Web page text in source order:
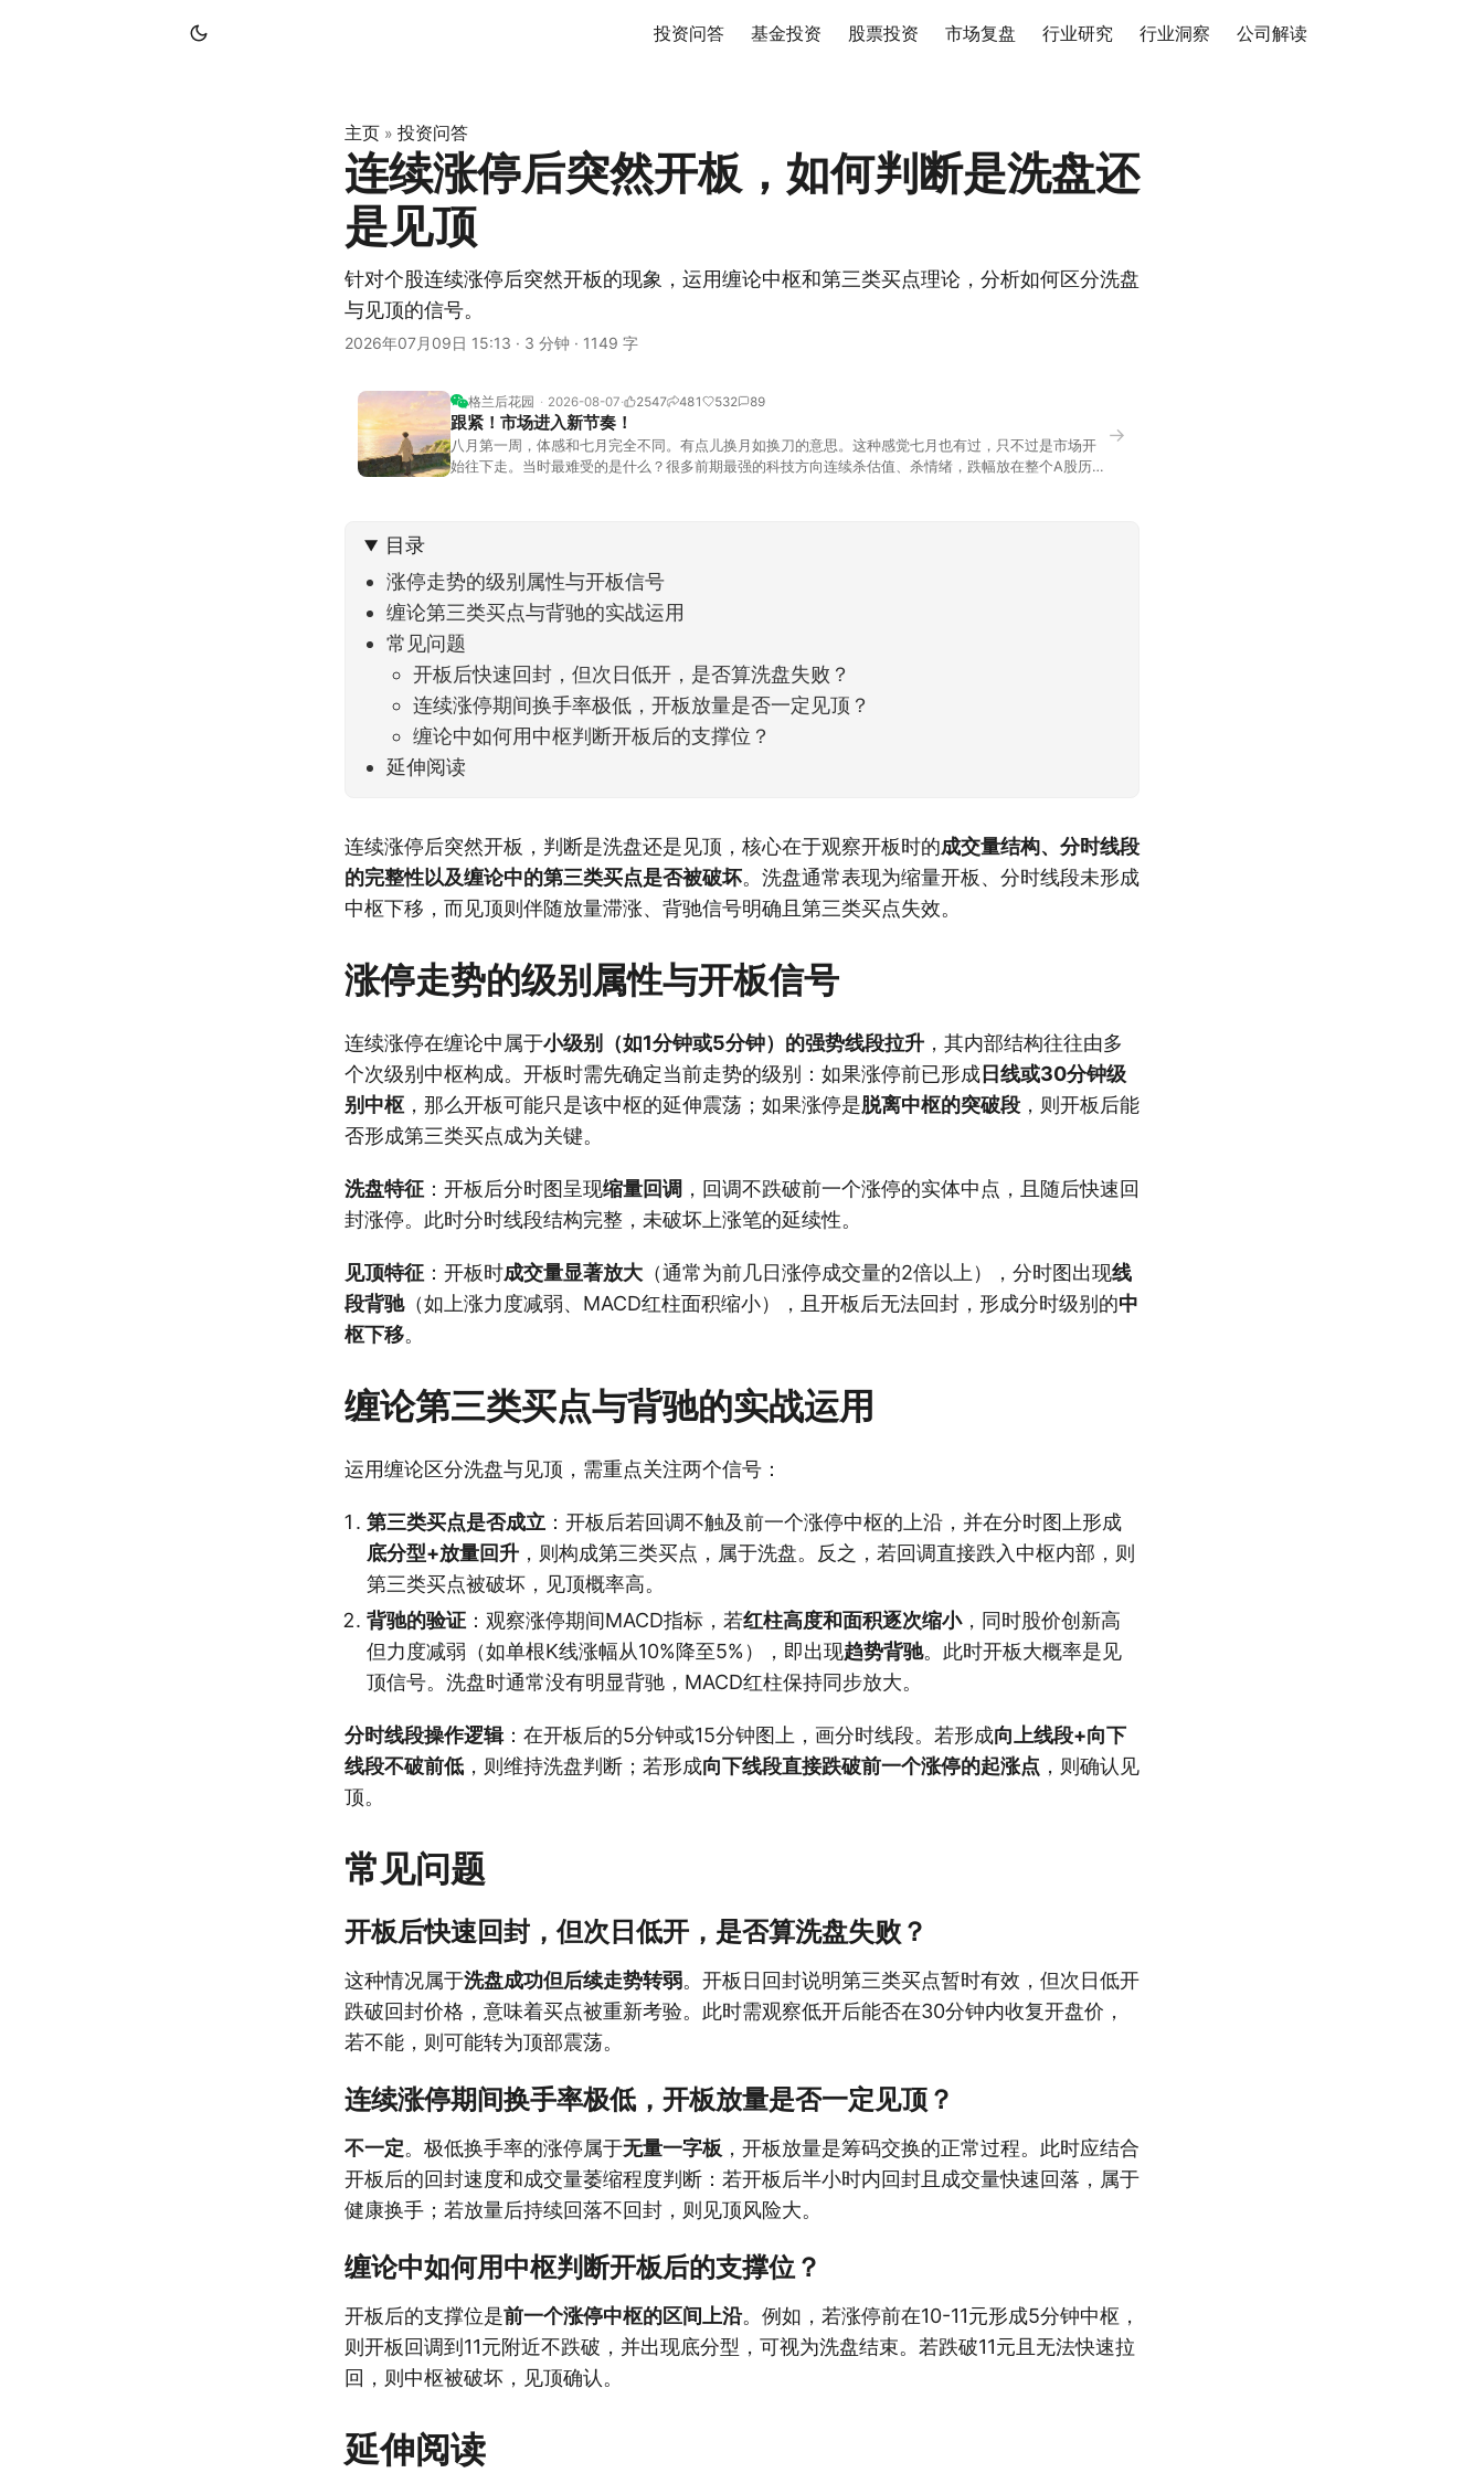
投资问答 基金投资 股票投资 市场复盘 行业研究 行业洞察 公司解读
主页 » 投资问答
连续涨停后突然开板，如何判断是洗盘还
是见顶
针对个股连续涨停后突然开板的现象，运用缠论中枢和第三类买点理论，分析如何区分洗盘
与见顶的信号。
2026年07月09日 15:13 · 3 分钟 · 1149 字
格兰后花园 2026-08-07 2547 481 532 89
跟紧！市场进入新节奏！
八月第一周，体感和七月完全不同。有点儿换月如换刀的意思。这种感觉七月也有过，只不过是市场开
始往下走。当时最难受的是什么？很多前期最强的科技方向连续杀估值、杀情绪，跌幅放在整个A股历史
→
目录
涨停走势的级别属性与开板信号
缠论第三类买点与背驰的实战运用
常见问题
开板后快速回封，但次日低开，是否算洗盘失败？
连续涨停期间换手率极低，开板放量是否一定见顶？
缠论中如何用中枢判断开板后的支撑位？
延伸阅读
连续涨停后突然开板，判断是洗盘还是见顶，核心在于观察开板时的成交量结构、分时线段
的完整性以及缠论中的第三类买点是否被破坏。洗盘通常表现为缩量开板、分时线段未形成
中枢下移，而见顶则伴随放量滞涨、背驰信号明确且第三类买点失效。
涨停走势的级别属性与开板信号
连续涨停在缠论中属于小级别（如1分钟或5分钟）的强势线段拉升 ，其内部结构往往由多
个次级别中枢构成。开板时需先确定当前走势的级别：如果涨停前已形成日线或30分钟级
别中枢 ，那么开板可能只是该中枢的延伸震荡；如果涨停是脱离中枢的突破段 ，则开板后能
否形成第三类买点成为关键。
洗盘特征 ：开板后分时图呈现缩量回调 ，回调不跌破前一个涨停的实体中点，且随后快速回
封涨停。此时分时线段结构完整，未破坏上涨笔的延续性。
见顶特征 ：开板时成交量显著放大 （通常为前几日涨停成交量的2倍以上），分时图出现线
段背驰（如上涨力度减弱、MACD红柱面积缩小），且开板后无法回封，形成分时级别的中
枢下移。
缠论第三类买点与背驰的实战运用
运用缠论区分洗盘与见顶，需重点关注两个信号：
第三类买点是否成立 ：开板后若回调不触及前一个涨停中枢的上沿，并在分时图上形成
底分型+放量回升 ，则构成第三类买点，属于洗盘。反之，若回调直接跌入中枢内部，则
第三类买点被破坏，见顶概率高。
背驰的验证 ：观察涨停期间MACD指标，若红柱高度和面积逐次缩小，同时股价创新高
但力度减弱（如单根K线涨幅从10%降至5%），即出现趋势背驰。此时开板大概率是见
顶信号。洗盘时通常没有明显背驰，MACD红柱保持同步放大。
分时线段操作逻辑：在开板后的5分钟或15分钟图上，画分时线段。若形成向上线段+向下
线段不破前低 ，则维持洗盘判断；若形成向下线段直接跌破前一个涨停的起涨点 ，则确认见
顶。
常见问题
开板后快速回封，但次日低开，是否算洗盘失败？
这种情况属于洗盘成功但后续走势转弱。开板日回封说明第三类买点暂时有效，但次日低开
跌破回封价格，意味着买点被重新考验。此时需观察低开后能否在30分钟内收复开盘价，
若不能，则可能转为顶部震荡。
连续涨停期间换手率极低，开板放量是否一定见顶？
不一定。极低换手率的涨停属于无量一字板 ，开板放量是筹码交换的正常过程。此时应结合
开板后的回封速度和成交量萎缩程度判断：若开板后半小时内回封且成交量快速回落，属于
健康换手；若放量后持续回落不回封，则见顶风险大。
缠论中如何用中枢判断开板后的支撑位？
开板后的支撑位是前一个涨停中枢的区间上沿。例如，若涨停前在10-11元形成5分钟中枢，
则开板回调到11元附近不跌破，并出现底分型，可视为洗盘结束。若跌破11元且无法快速拉
回，则中枢被破坏，见顶确认。
延伸阅读